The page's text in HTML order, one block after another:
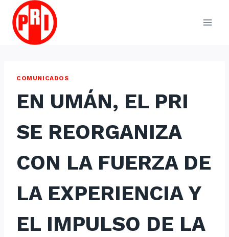
Skip
content
COMUNICADOS
EN UMÁN, EL PRI
SE REORGANIZA
CON LA FUERZA DE
LA EXPERIENCIA Y
EL IMPULSO DE LA